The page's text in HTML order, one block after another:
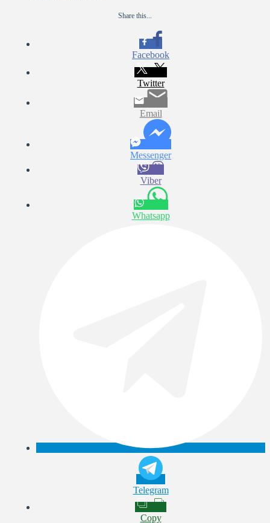
Share this...
Facebook
Twitter
Email
Messenger
Viber
Whatsapp
Telegram
Copy